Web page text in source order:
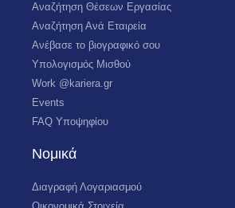
Αναζήτηση Θέσεων Εργασίας
Αναζήτηση Ανά Εταιρεία
Ανέβασε το βιογραφικό σου
Υπολογισμός Μισθού
Work @kariera.gr
Events
FAQ Υποψηφίου
Νομικά
Διαγραφή Λογαριασμού